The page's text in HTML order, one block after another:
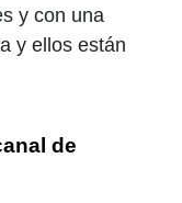
y con una
y ellos están
de